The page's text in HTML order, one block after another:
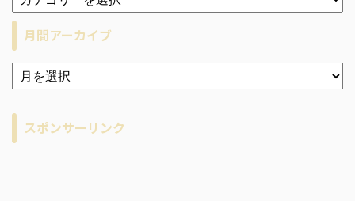
月間アーカイブ
ア
ー
ブ
スポンサーリンク